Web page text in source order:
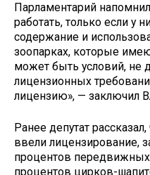
Парламентарий
работать, только если у
содержание и
зоопарках, которые
может быть условий, не
лицензионных
лицензию», — заключил
Ранее депутат
ввели лицензирование,
процентов
процентов цирков-